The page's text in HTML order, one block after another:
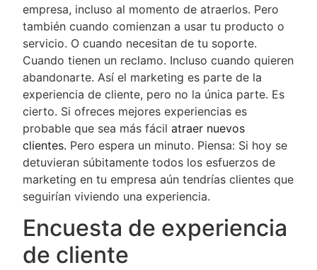
empresa, incluso al momento de atraerlos. Pero
también cuando comienzan a usar tu producto o
servicio. O cuando necesitan de tu soporte.
Cuando tienen un reclamo. Incluso cuando quieren
abandonarte. Así el marketing es parte de la
experiencia de cliente, pero no la única parte. Es
cierto. Si ofreces mejores experiencias es
probable que sea más fácil atraer nuevos
clientes. Pero espera un minuto. Piensa: Si hoy se
detuvieran súbitamente todos los esfuerzos de
marketing en tu empresa aún tendrías clientes que
seguirían viviendo una experiencia.
Encuesta de experiencia
de cliente